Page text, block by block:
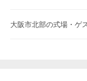
大阪市北部の式場・ゲ